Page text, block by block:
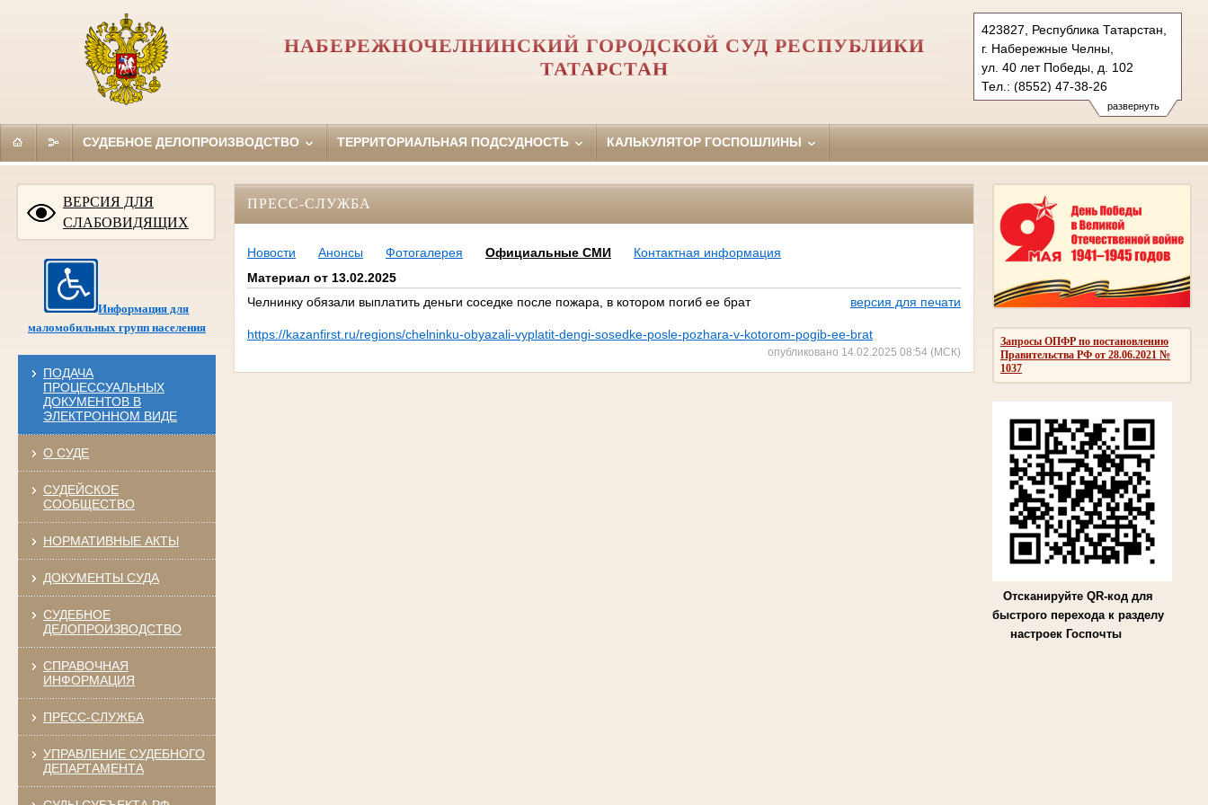
развернуть
423827, Республика Татарстан,
г. Набережные Челны,
ул. 40 лет Победы, д. 102
Тел.: (8552) 47-38-26
naberezhno-
chelninsky.tat@sudrf.ru
НАБЕРЕЖНОЧЕЛНИНСКИЙ ГОРОДСКОЙ СУД РЕСПУБЛИКИ
ТАТАРСТАН
СУДЕБНОЕ ДЕЛОПРОИЗВОДСТВО ТЕРРИТОРИАЛЬНАЯ ПОДСУДНОСТЬ КАЛЬКУЛЯТОР ГОСПОШЛИНЫ
ВЕРСИЯ ДЛЯ
СЛАБОВИДЯЩИХ
Информация для
маломобильных групп населения
ПОДАЧА
ПРОЦЕССУАЛЬНЫХ
ДОКУМЕНТОВ В
ЭЛЕКТРОННОМ ВИДЕ
О СУДЕ
СУДЕЙСКОЕ
СООБЩЕСТВО
НОРМАТИВНЫЕ АКТЫ
ДОКУМЕНТЫ СУДА
СУДЕБНОЕ
ДЕЛОПРОИЗВОДСТВО
СПРАВОЧНАЯ
ИНФОРМАЦИЯ
ПРЕСС-СЛУЖБА
УПРАВЛЕНИЕ СУДЕБНОГО
ДЕПАРТАМЕНТА
Запросы ОПФР по постановлению
Правительства РФ от 28.06.2021 №
1037
Отсканируйте QR-код для
быстрого перехода к разделу
настроек Госпочты
ПРЕСС-СЛУЖБА
Новости Анонсы Фотогалерея Официальные СМИ
Контактная информация
Материал от 13.02.2025
Челнинку обязали выплатить деньги соседке после пожара, в котором погиб ее брат
версия для печати
https://kazanfirst.ru/regions/chelninku-obyazali-vyplatit-dengi-sosedke-posle-pozhara-v-kotorom-pogib-ee-brat
опубликовано 14.02.2025 08:54 (МСК)